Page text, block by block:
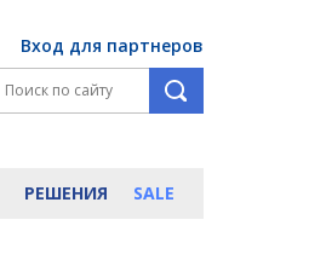
Вход для партнеров
РЕШЕНИЯ SALE